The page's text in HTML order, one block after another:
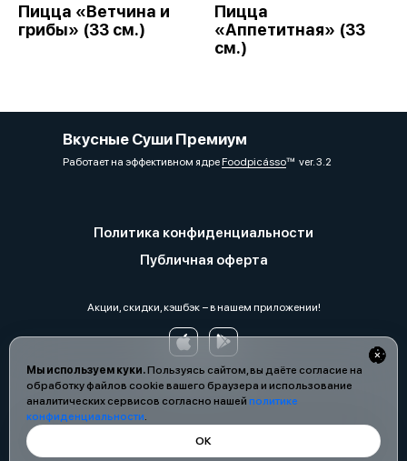
Мы используем куки.Пользуясь сайтом, вы даёте согласие на
обработку файлов cookie вашего браузера и использование
аналитических сервисов согласно нашей политике
конфиденциальности.
ОК
Пицца «Ветчина и
грибы» (33 см.)
Пицца
«Аппетитная» (33
см.)
Вкусные Суши Премиум
Работает на эффективном ядреFoodpicássover. 3.2
Политика конфиденциальности
Публичная оферта
Акции, скидки, кэшбэк − в нашем приложении!